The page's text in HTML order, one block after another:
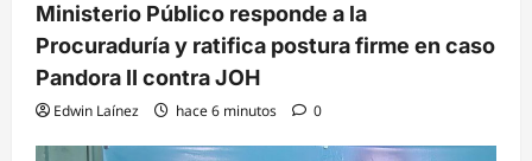
Ministerio Público responde a la
Procuraduría y ratifica postura firme en caso
Pandora II contra JOH
Edwin Laínez hace 6 minutos 0